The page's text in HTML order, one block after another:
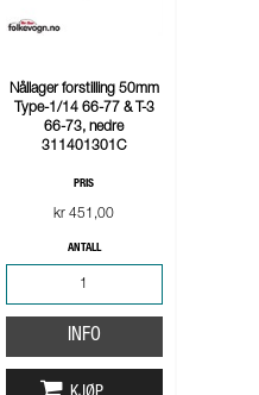
Nållager forstilling 50mm
Type-1/14 66-77 & T-3
66-73, nedre
311401301C
PRIS
kr 451,00
ANTALL
INFO